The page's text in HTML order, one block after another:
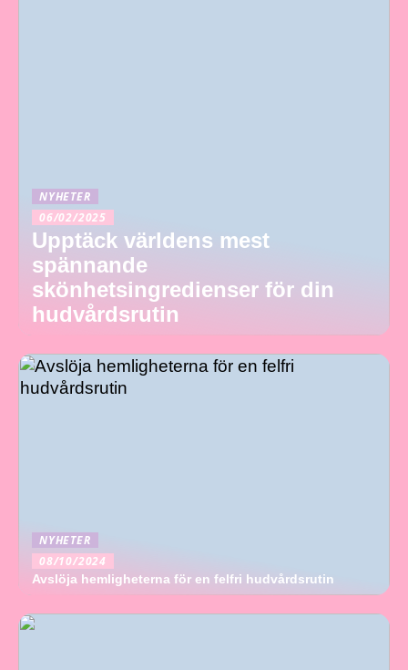
NYHETER
06/02/2025
Upptäck världens mest
spännande
skönhetsingredienser för din
hudvårdsrutin
NYHETER
08/10/2024
Avslöja hemligheterna för en felfri hudvårdsrutin